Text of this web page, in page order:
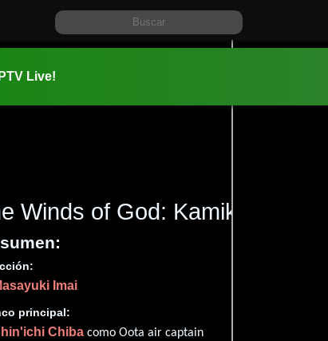
Live!
Winds of God: Kamikaze
Imai
principal:
Chiba como Oota air captain
2h 5m